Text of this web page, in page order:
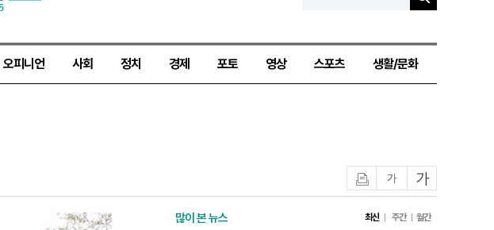
오피니언 사회 정치 경제 포토 영상 스포츠 생활/문화
글자작게글자크게
많이 본 뉴스 최신 주간 월간